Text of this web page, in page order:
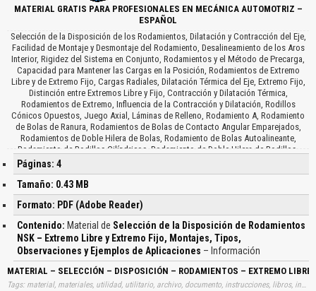
MATERIAL GRATIS PARA PROFESIONALES EN MECÁNICA AUTOMOTRIZ –
ESPAÑOL
Selección de la Disposición de los Rodamientos, Dilatación y Contracción del Eje,
Facilidad de Montaje y Desmontaje del Rodamiento, Desalineamiento de los Aros
Interior, Rigidez del Sistema en Conjunto, Rodamientos y el Método de Precarga,
Capacidad para Mantener las Cargas en la Posición, Rodamientos de Extremo
Libre y de Extremo Fijo, Cargas Radiales, Dilatación Térmica del Eje, Extremo Fijo,
Distinción entre Extremos Libre y Fijo, Contracción y Dilatación Térmica,
Rodamientos de Extremo, Influencia de la Contracción y Dilatación, Rodillos
Cónicos Opuestos, Juego Axial, Láminas de Relleno, Rodamiento A, Rodamiento
de Bolas de Ranura, Rodamientos de Bolas de Contacto Angular Emparejados,
Rodamientos de Doble Hilera de Bolas, Rodamiento de Bolas Autoalineante,
Rodamiento de Rodillos Cilíndricos, Rodamiento de Doble Hilera de Rodillos,
Rodamiento de Rodillos Esféricos, Rodamiento de Rodillos Cilíndricos,
Disposición de Montajes y Tipos de Rodamientos, Disposiciones Representativas
de Montajes de Rodamientos y Ejemplos de Aplicaciones, Montaje de
Rodamientos, Extremo Fijo, Extremo Libre, Motores Eléctricos, Motores de
Tracción, Rodillos de Mesa para Trenes, Rodillos para Fabricación de Papel, Cajas
Reductoras de Locomotoras Diesel, Transmisión de Automóviles, Bombas
Difusoras, Reductoras de Tornillo Sinfín, Montaje Espalda, Montaje Cara, Ejes de
Rectificadoras, Soportar Altas Cargas, Cargas de Choque, Engranajes de
Reducción Final de Maquinaria, Motor Eléctrico Pequeño, Reductor Pequeño,
Bombas Pequeñas, Rodamiento de Bolas, Rodamiento de Rodillos Cilindro,
Motores Eléctricos Verticales, Esférico Del Asiento, Abridores Verticales,
Máquinas de Roscar y de Tejer…
Páginas: 4
Tamaño: 0.43 MB
Formato: PDF (Adobe Reader)
Contenido: Material de Selección de la Disposición de Rodamientos
NSK – Extremo Libre y Extremo Fijo, Montajes, Tipos,
Observaciones y Ejemplos de Aplicaciones – Información
MATERIAL – SELECCIÓN – DISPOSICIÓN – RODAMIENTOS – EXTREMO